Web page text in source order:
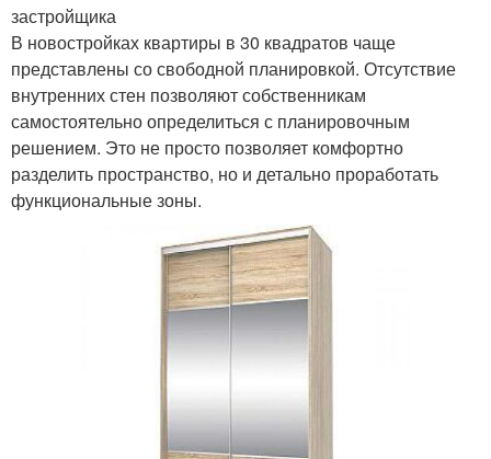
застройщика
В новостройках квартиры в 30 квадратов чаще
представлены со свободной планировкой. Отсутствие
внутренних стен позволяют собственникам
самостоятельно определиться с планировочным
решением. Это не просто позволяет комфортно
разделить пространство, но и детально проработать
функциональные зоны.